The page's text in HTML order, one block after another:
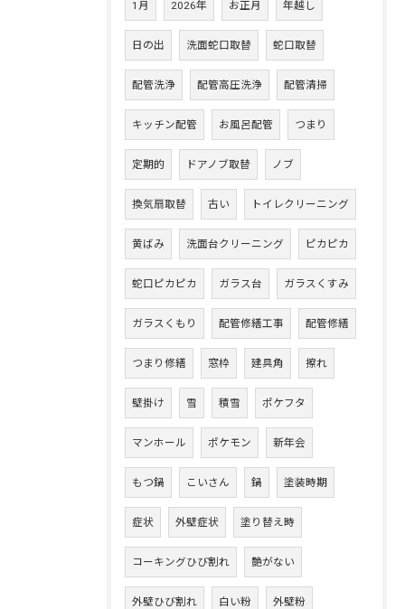
1月 2026年 お正月 年越し
日の出 洗面蛇口取替 蛇口取替
配管洗浄 配管高圧洗浄 配管清掃
キッチン配管 お風呂配管 つまり
定期的 ドアノブ取替 ノブ
換気扇取替 古い トイレクリーニング
黄ばみ 洗面台クリーニング ピカピカ
蛇口ピカピカ ガラス台 ガラスくすみ
ガラスくもり 配管修繕工事 配管修繕
つまり修繕 窓枠 建具角 擦れ
壁掛け 雪 積雪 ポケフタ
マンホール ポケモン 新年会
もつ鍋 こいさん 鍋 塗装時期
症状 外壁症状 塗り替え時
コーキングひび割れ 艶がない
外壁ひび割れ 白い粉 外壁粉